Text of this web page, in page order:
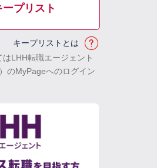
ープリスト
キープリストとは
LHH転職エージェント
のMyPageへのログイン